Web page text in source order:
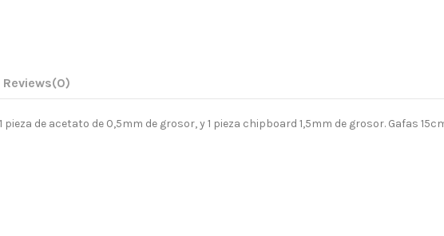
Reviews(0)
de acetato de 0,5mm de grosor, y 1 pieza chipboard 1,5mm de grosor. Gafas